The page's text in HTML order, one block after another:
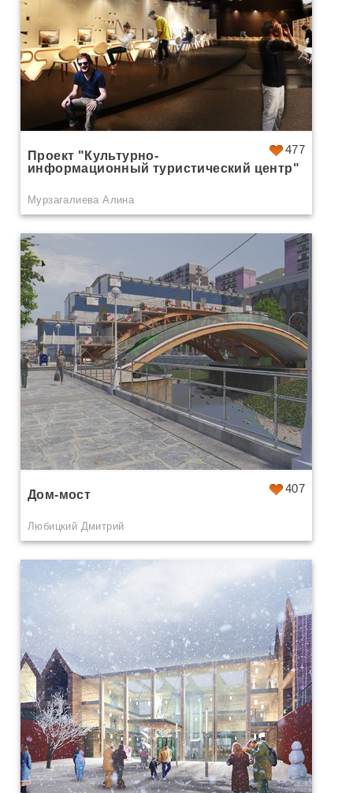
477
Проект "Культурно-
информационный туристический центр"
Мурзагалиева Алина
407
Дом-мост
Любицкий Дмитрий